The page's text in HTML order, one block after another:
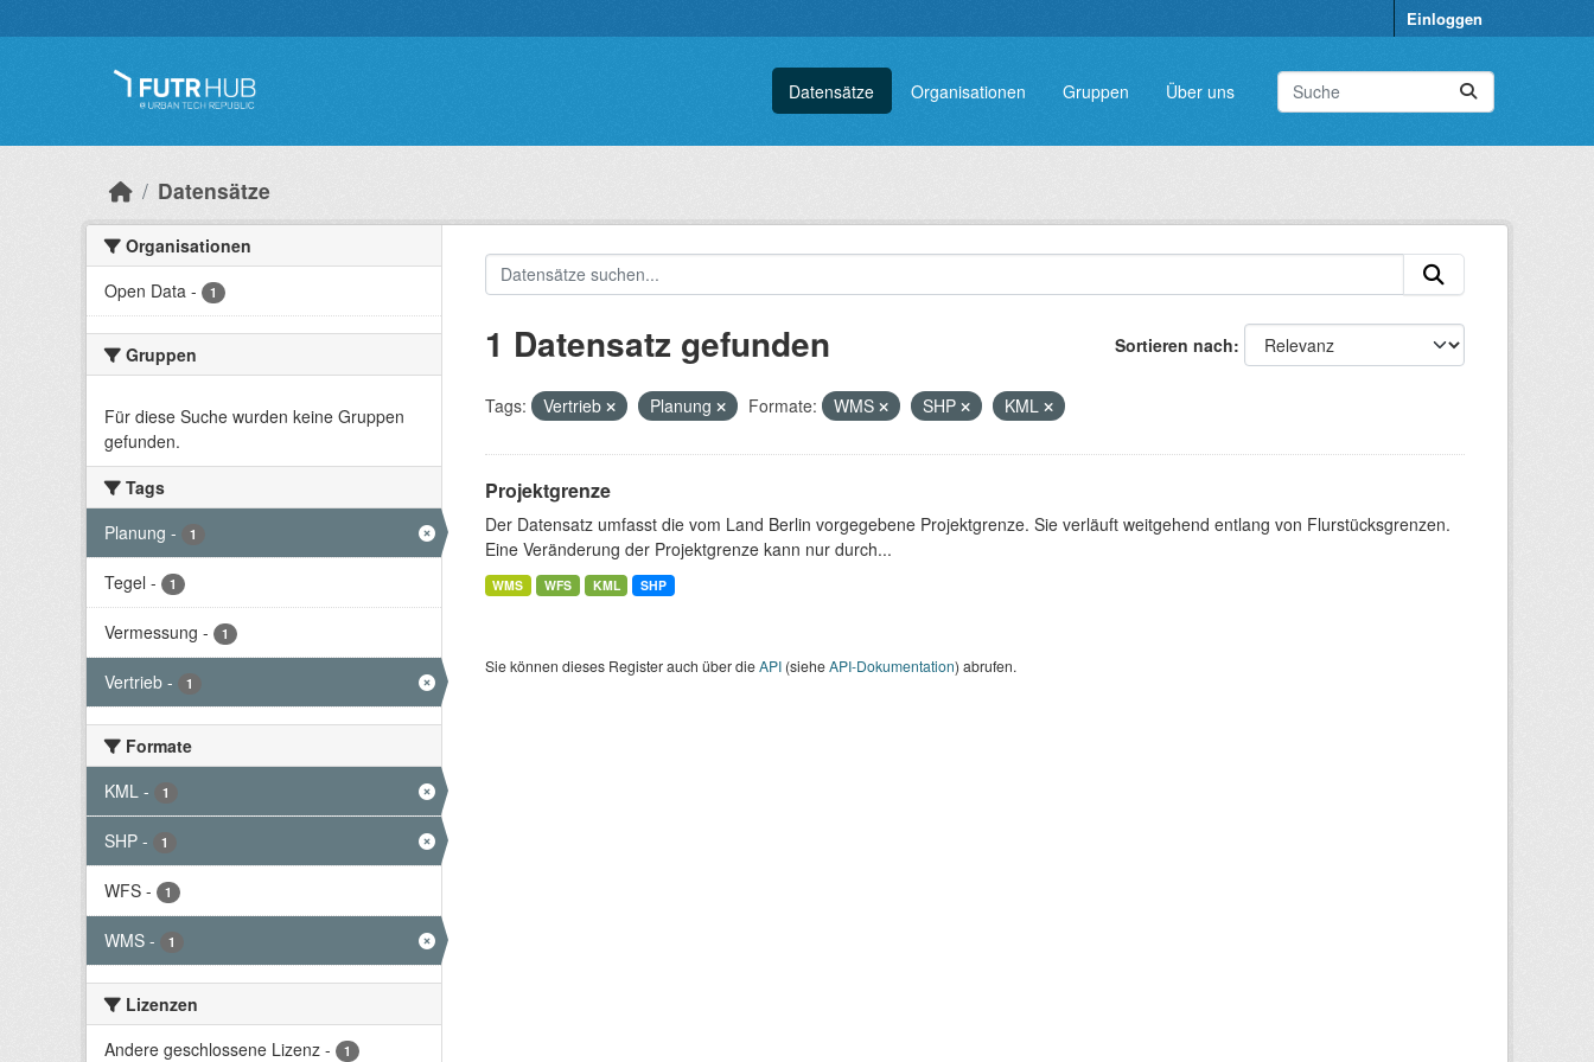
Einloggen
Datensätze Organisationen Gruppen Über uns
Datensätze
Organisationen
Open Data - 1
Gruppen
Für diese Suche wurden keine Gruppen
gefunden.
Tags
Planung - 1
Tegel - 1
Vermessung - 1
Vertrieb - 1
Formate
KML - 1
SHP - 1
WFS - 1
WMS - 1
Lizenzen
Andere geschlossene Lizenz - 1
Sortieren nach
1 Datensatz gefunden
Tags: Vertrieb Planung Formate: WMS SHP KML
Projektgrenze
Der Datensatz umfasst die vom Land Berlin vorgegebene Projektgrenze. Sie verläuft weitgehend entlang von Flurstücksgrenzen.
Eine Veränderung der Projektgrenze kann nur durch...
WMS WFS KML SHP
Sie können dieses Register auch über dieAPI(sieheAPI-Dokumentation) abrufen.